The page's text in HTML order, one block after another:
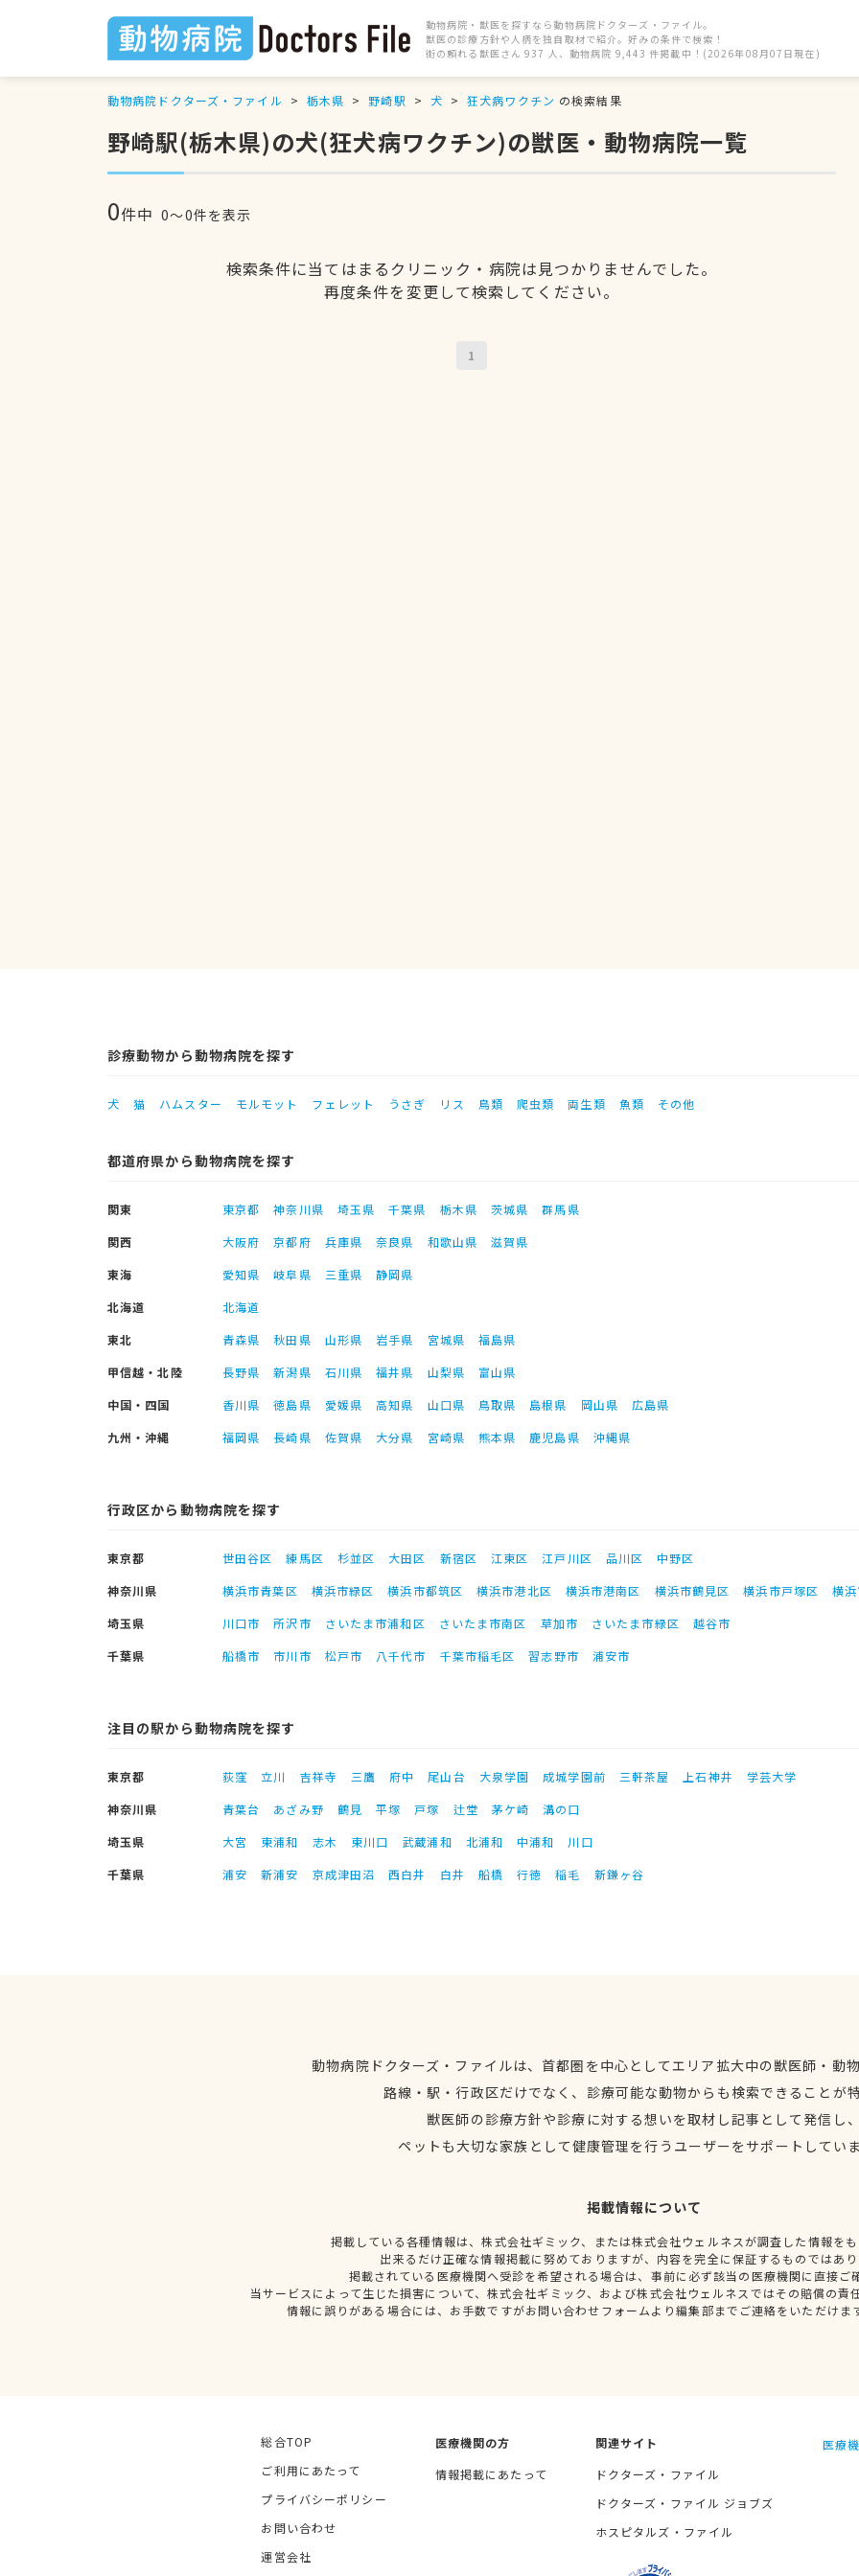
動物病院・獣医を探すなら動物病院ドクターズ・ファイル。
獣医の診療方針や人柄を独自取材で紹介。好みの条件で検索！
街の頼れる獣医さん 937 人、動物病院 9,443 件掲載中！(2026年08月07日現在)
動物病院ドクターズ・ファイル 栃木県 野崎駅 犬 狂犬病ワクチン の検索結果
野崎駅(栃木県)の犬(狂犬病ワクチン)の獣医・動物病院一覧
0件中 0〜0件を表示
検索条件に当てはまるクリニック・病院は見つかりませんでした。
再度条件を変更して検索してください。
1
診療動物から動物病院を探す
犬 猫 ハムスター モルモット フェレット うさぎ リス 鳥類 爬虫類 両生類 魚類 その他
都道府県から動物病院を探す
関東 東京都 神奈川県 埼玉県 千葉県 栃木県 茨城県
群馬県
関西
大阪府 京都府 兵庫県 奈良県 和歌山県
滋賀県
東海
愛知県 岐阜県 三重県
静岡県
北海道
北海道
東北
青森県 秋田県 山形県 岩手県 宮城県
福島県
甲信越・北陸
長野県 新潟県 石川県 福井県 山梨県
富山県
中国・四国
香川県 徳島県 愛媛県 高知県 山口県 鳥取県 島根県 岡山県
広島県
九州・沖縄
福岡県 長崎県 佐賀県 大分県 宮崎県 熊本県 鹿児島県 沖縄県
行政区から動物病院を探す
東京都 世田谷区 練馬区 杉並区 大田区 新宿区 江東区 江戸川区 品川区
中野区
神奈川県
横浜市青葉区 横浜市緑区 横浜市都筑区 横浜市港北区 横浜市港南区 横浜市鶴見区 横浜市戸塚区
横
埼玉県
川口市 所沢市 さいたま市浦和区 さいたま市南区 草加市 さいたま市緑区
越谷市
千葉県
船橋市 市川市 松戸市 八千代市 千葉市稲毛区 習志野市 浦安市
注目の駅から動物病院を探す
東京都 荻窪 立川 吉祥寺 三鷹 府中 尾山台 大泉学園 成城学園前 三軒茶屋 上石神井
学芸大学
神奈川県
青葉台 あざみ野 鶴見 平塚 戸塚 辻堂 茅ケ崎
溝の口
埼玉県
大宮 東浦和 志木 東川口 武蔵浦和 北浦和 中浦和
川口
千葉県
浦安 新浦安 京成津田沼 西白井 白井 船橋 行徳 稲毛 新鎌ヶ谷
動物病院ドクターズ・ファイルは、首都圏を中心としてエリア拡大中の獣医師・動
路線・駅・行政区だけでなく、診療可能な動物からも検索できることが
獣医師の診療方針や診療に対する想いを取材し記事として発信し
ペットも大切な家族として健康管理を行うユーザーをサポートしてい
掲載情報について
掲載している各種情報は、株式会社ギミック、または株式会社ウェルネスが調査した情報を
出来るだけ正確な情報掲載に努めておりますが、内容を完全に保証するものではあ
掲載されている医療機関へ受診を希望される場合は、事前に必ず該当の医療機関に直接ご
当サービスによって生じた損害について、株式会社ギミック、および株式会社ウェルネスではその賠償の責
情報に誤りがある場合には、お手数ですがお問い合わせフォームより編集部までご連絡をいただけま
総合TOP
ご利用にあたって
プライバシーポリシー
お問い合わせ
運営会社
医療機関の方
情報掲載にあたって
関連サイト
ドクターズ・ファイル
ドクターズ・ファイル ジョブズ
ホスピタルズ・ファイル
医療